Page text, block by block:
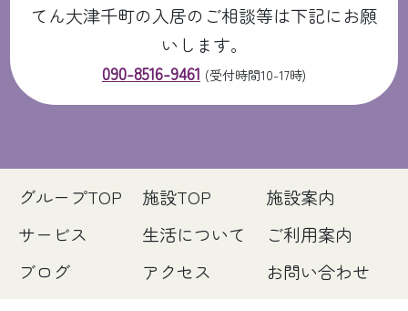
てん大津千町の入居のご相談等は下記にお願
いします。
090-8516-9461 (受付時間10-17時)
グループTOP 施設TOP
施設案内
サービス
生活について
ご利用案内
ブログ
アクセス お問い合わせ